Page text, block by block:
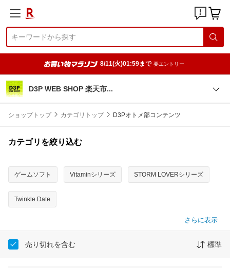
8/11(火)01:59まで 要エントリー
D3P WEB SHOP 楽天市
ショップトップ カテゴリトップ D3Pオトメ部コンテンツ
カテゴリを絞り込む
ゲームソフト Vitaminシリーズ STORM LOVERシリーズ
Twinkle Date
さらに表示
売り切れを含む 標準